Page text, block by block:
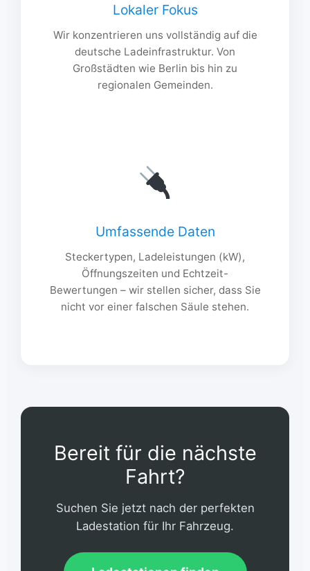
Lokaler Fokus
Wir konzentrieren uns vollständig auf die
deutsche Ladeinfrastruktur. Von
Großstädten wie Berlin bis hin zu
regionalen Gemeinden.
Umfassende Daten
Steckertypen, Ladeleistungen (kW),
Öffnungszeiten und Echtzeit-
Bewertungen – wir stellen sicher, dass Sie
nicht vor einer falschen Säule stehen.
Bereit für die nächste
Fahrt?
Suchen Sie jetzt nach der perfekten
Ladestation für Ihr Fahrzeug.